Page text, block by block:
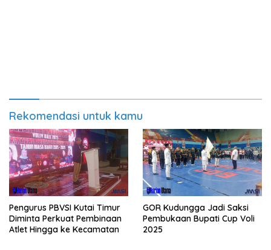
Rekomendasi untuk kamu
Pengurus PBVSI Kutai Timur
Diminta Perkuat Pembinaan
Atlet Hingga ke Kecamatan
GOR Kudungga Jadi Saksi
Pembukaan Bupati Cup Voli
2025